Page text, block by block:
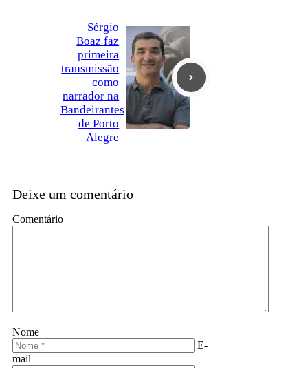
Sérgio
Boaz faz
primeira
transmissão
como
narrador na
Bandeirantes
de Porto
Alegre
Deixe um comentário
Comentário
Nome
E-
mail